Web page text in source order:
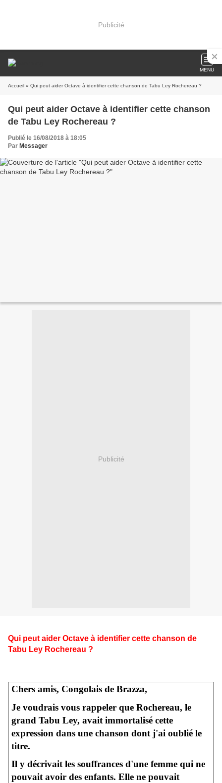
Publicité
MENU
Accueil » Qui peut aider Octave à identifier cette chanson de Tabu Ley Rochereau ?
Qui peut aider Octave à identifier cette chanson
de Tabu Ley Rochereau ?
Publié le 16/08/2018 à 18:05
Par Messager
Publicité
Qui peut aider Octave à identifier cette chanson de
Tabu Ley Rochereau ?
Chers amis, Congolais de Brazza,
Je voudrais vous rappeler que Rochereau, le
grand Tabu Ley, avait immortalisé cette
expression dans une chanson dont j'ai oublié le
titre.
Il y décrivait les souffrances d'une femme qui ne
pouvait avoir des enfants. Elle ne pouvait